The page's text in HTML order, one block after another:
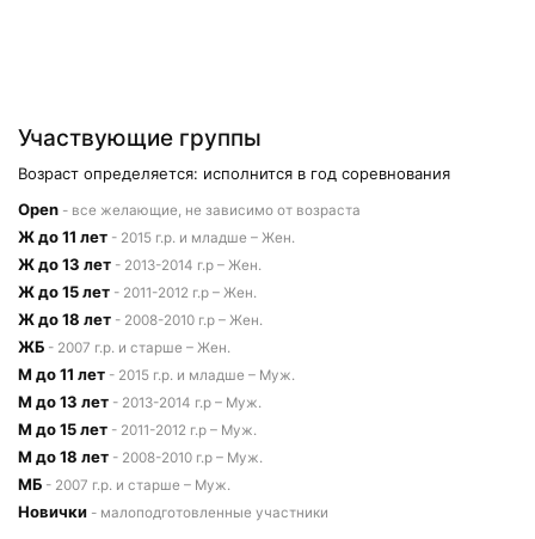
Участвующие группы
Возраст определяется: исполнится в год соревнования
Open - все желающие, не зависимо от возраста
Ж до 11 лет - 2015 г.р. и младше – Жен.
Ж до 13 лет - 2013-2014 г.р – Жен.
Ж до 15 лет - 2011-2012 г.р – Жен.
Ж до 18 лет - 2008-2010 г.р – Жен.
ЖБ - 2007 г.р. и старше – Жен.
М до 11 лет - 2015 г.р. и младше – Муж.
М до 13 лет - 2013-2014 г.р – Муж.
М до 15 лет - 2011-2012 г.р – Муж.
М до 18 лет - 2008-2010 г.р – Муж.
МБ - 2007 г.р. и старше – Муж.
Новички - малоподготовленные участники